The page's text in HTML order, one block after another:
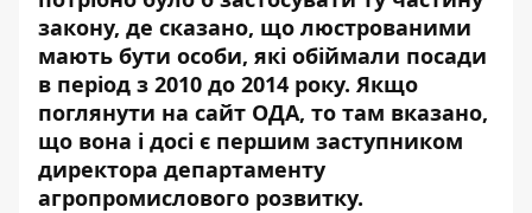
закону, де сказано, що люстрованими
мають бути особи, які обіймали посади
в період з 2010 до 2014 року. Якщо
поглянути на сайт ОДА, то там вказано,
що вона і досі є першим заступником
директора департаменту
агропромислового розвитку.